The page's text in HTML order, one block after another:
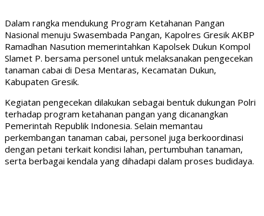
Dalam rangka mendukung Program Ketahanan Pangan
Nasional menuju Swasembada Pangan, Kapolres Gresik AKBP
Ramadhan Nasution memerintahkan Kapolsek Dukun Kompol
Slamet P. bersama personel untuk melaksanakan pengecekan
tanaman cabai di Desa Mentaras, Kecamatan Dukun,
Kabupaten Gresik.
Kegiatan pengecekan dilakukan sebagai bentuk dukungan Polri
terhadap program ketahanan pangan yang dicanangkan
Pemerintah Republik Indonesia. Selain memantau
perkembangan tanaman cabai, personel juga berkoordinasi
dengan petani terkait kondisi lahan, pertumbuhan tanaman,
serta berbagai kendala yang dihadapi dalam proses budidaya.